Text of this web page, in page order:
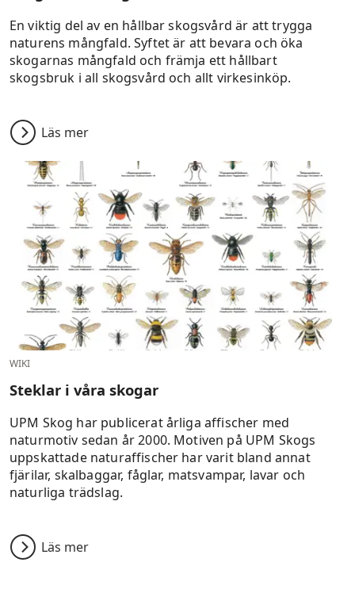
En viktig del av en hållbar skogsvård är att trygga
naturens mångfald. Syftet är att bevara och öka
skogarnas mångfald och främja ett hållbart
skogsbruk i all skogsvård och allt virkesinköp.
Läs mer
WIKI
Steklar i våra skogar
UPM Skog har publicerat årliga affischer med
naturmotiv sedan år 2000. Motiven på UPM Skogs
uppskattade naturaffischer har varit bland annat
fjärilar, skalbaggar, fåglar, matsvampar, lavar och
naturliga trädslag.
Läs mer